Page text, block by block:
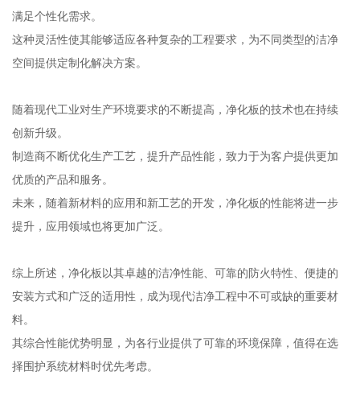
满足个性化需求。
这种灵活性使其能够适应各种复杂的工程要求，为不同类型的洁净
空间提供定制化解决方案。
随着现代工业对生产环境要求的不断提高，净化板的技术也在持续
创新升级。
制造商不断优化生产工艺，提升产品性能，致力于为客户提供更加
优质的产品和服务。
未来，随着新材料的应用和新工艺的开发，净化板的性能将进一步
提升，应用领域也将更加广泛。
综上所述，净化板以其卓越的洁净性能、可靠的防火特性、便捷的
安装方式和广泛的适用性，成为现代洁净工程中不可或缺的重要材
料。
其综合性能优势明显，为各行业提供了可靠的环境保障，值得在选
择围护系统材料时优先考虑。